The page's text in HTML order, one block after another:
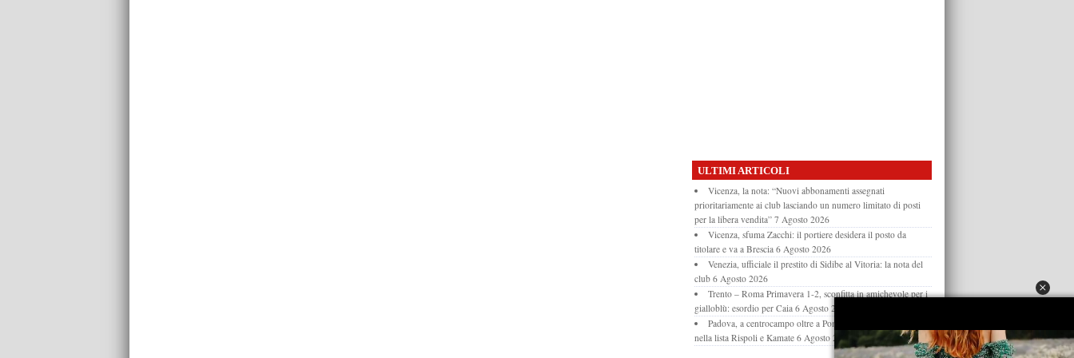
ULTIMI ARTICOLI
Vicenza, la nota: “Nuovi abbonamenti assegnati
prioritariamente ai club lasciando un numero limitato di posti
per la libera vendita” 7 Agosto 2026
Vicenza, sfuma Zacchi: il portiere desidera il posto da
titolare e va a Brescia 6 Agosto 2026
Venezia, ufficiale il prestito di Sidibe al Vitoria: la nota del
club 6 Agosto 2026
Trento – Roma Primavera 1-2, sconfitta in amichevole per i
gialloblù: esordio per Caia 6 Agosto 2026
Padova, a centrocampo oltre a Pompetti arriverà un under:
nella lista Rispoli e Kamate 6 Agosto 2026